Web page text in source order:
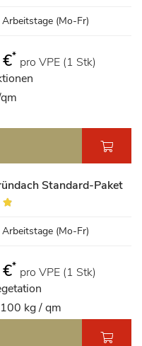
(Mo-Fr)
* pro VPE (1 Stk)
Standard-Paket
(Mo-Fr)
* pro VPE (1 Stk)
kg / qm